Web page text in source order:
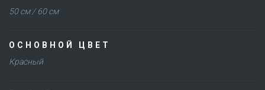
50 см / 60 см
ОСНОВНОЙ ЦВЕТ
Красный